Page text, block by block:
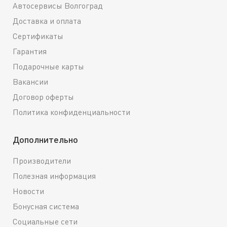
Автосервисы Волгоград
Доставка и оплата
Сертификаты
Гарантия
Подарочные карты
Вакансии
Договор оферты
Политика конфиденциальности
Дополнительно
Производители
Полезная информация
Новости
Бонусная система
Социальные сети